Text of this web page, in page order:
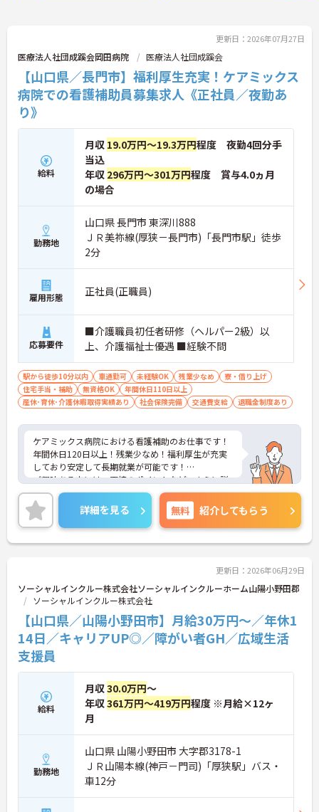
更新日：2026年07月27日
医療法人社団成蹊会岡田病院 医療法人社団成蹊会
【山口県／長門市】福利厚生充実！ケアミックス
病院での看護補助員募集求人《正社員／夜勤あ
り》
給料
月収 19.0万円～19.3万円程度 夜勤4回分手
当込
年収 296万円～301万円程度 賞与4.0ヵ月
の場合
勤務地
山口県 長門市 東深川888
ＪＲ美祢線(厚狭－長門市)「長門市駅」徒歩
2分
雇用形態 正社員(正職員)
応募要件
■介護職員初任者研修（ヘルパー2級）以
上、介護福祉士優遇 ■経験不問
駅から徒歩10分以内 車通勤可 未経験OK 残業少なめ
寮・借り上げ
住宅手当・補助
無資格OK
年間休日110日以上
産休･育休･介護休暇取得実績あり
社会保険完備 交通費支給 退職金制度あり
ケアミックス病院における看護補助のお仕事です！
年間休日120日以上！残業少なめ！福利厚生が充実
しており安定して長期就業が可能です！
ご興味ある方には、面接のポイントなど、さらに詳
細をお話致しますのでお気軽にご相談ください。
詳細を見る 無料 紹介してもらう
更新日：2026年06月29日
ソーシャルインクルー株式会社ソーシャルインクルーホーム山陽小野田郡
ソーシャルインクルー株式会社
【山口県／山陽小野田市】月給30万円～／年休1
14日／キャリアUP◎／障がい者GH／広域生活
支援員
給料
月収30.0万円～
年収361万円～419万円程度 ※月給×12ヶ
月
勤務地
山口県 山陽小野田市 大字郡3178-1
ＪＲ山陽本線(神戸－門司)「厚狭駅」バス・
車12分